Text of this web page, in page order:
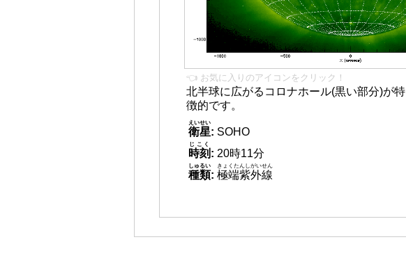
👈 お気に入りのアイコンをクリック！
北半球に広がるコロナホール(黒い部分)が特
徴的です。
衛星
えいせい
: SOHO
時刻
じこく
: 20時11分
種類
しゅるい
: 極端紫外線
きょくたんしがいせん